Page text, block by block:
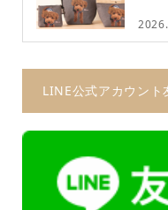
LINE公式アカウント